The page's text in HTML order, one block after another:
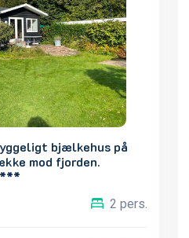
bjælkehus på
mod fjorden.
2 pers.